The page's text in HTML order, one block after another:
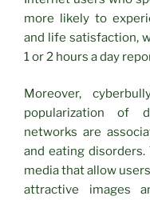
more likely to
and life satisfaction,
1 or 2 hours a day
Moreover,
popularization of
networks are
and eating
media that allow
attractive images